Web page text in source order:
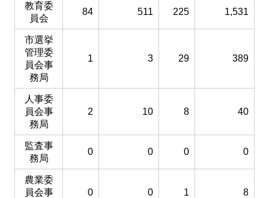
教育委
員会
84 511 225 1,531
市選挙
管理委
員会事
務局
1 3 29 389
人事委
員会事
務局
2 10 8 40
監査事
務局
0 0 0 0
農業委
員会事
0 0 1 8